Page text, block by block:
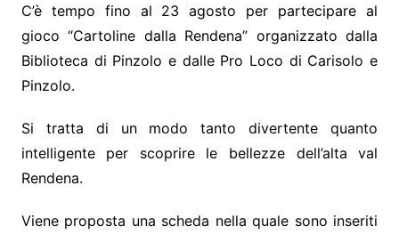
C’è tempo fino al 23 agosto per partecipare al
gioco “Cartoline dalla Rendena” organizzato dalla
Biblioteca di Pinzolo e dalle Pro Loco di Carisolo e
Pinzolo.
Si tratta di un modo tanto divertente quanto
intelligente per scoprire le bellezze dell’alta val
Rendena.
Viene proposta una scheda nella quale sono inseriti